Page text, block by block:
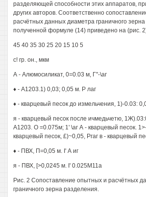
разделяющей способности этих аппаратов,
других авторов. Соответственно
расчётных данных диаметра граничного
полученной формуле (14) приведено на (рис.
45 40 35 30 25 20 15 10 5
с! гр. он., мкм
А - Алюмосиликат, 0=0.03 м, Г"-\аг
♦ - А1203.1) 0,03; 0,05 м. Р лаг
♦ - кварцевый песок до измельчения, 1)-0.03:
я - кварцевый песок после ичмедьчетю,
А1203. О =0.075м; 1' \аг А - кварцевый песок.
кварцевый песок, £)~0,05, Ргаг в - кварцевый
♦ - ПВХ, П=0,05 м. I' А иг
я - ПВХ, [>0,0245 м. I' 0.025М11а
Рис. 2 Сопоставление опытных и расчётных
граничного зерна разделения.